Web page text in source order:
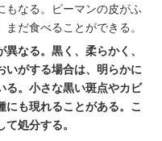
もなる。ピーマンの皮がふ
だ食べることができる。
なる。黒く、柔らかく、
いがする場合は、明らかに
る。小さな黒い斑点やカビ
も現れることがある。こ
処分する。